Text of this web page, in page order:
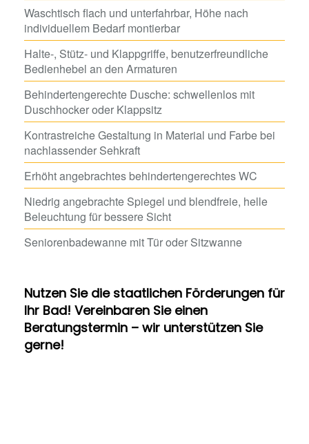
Waschtisch flach und unterfahrbar, Höhe nach
individuellem Bedarf montierbar
Halte-, Stütz- und Klappgriffe, benutzerfreundliche
Bedienhebel an den Armaturen
Behindertengerechte Dusche: schwellenlos mit
Duschhocker oder Klappsitz
Kontrastreiche Gestaltung in Material und Farbe bei
nachlassender Sehkraft
Erhöht angebrachtes behindertengerechtes WC
Niedrig angebrachte Spiegel und blendfreie, helle
Beleuchtung für bessere Sicht
Seniorenbadewanne mit Tür oder Sitzwanne
Nutzen Sie die staatlichen Förderungen für
Ihr Bad! Vereinbaren Sie einen
Beratungstermin – wir unterstützen Sie
gerne!